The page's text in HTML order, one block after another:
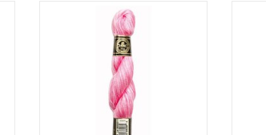
DMC Coton perlé nr.12 25gr.
4180
TOEVOEGEN AAN WINKELWAGEN